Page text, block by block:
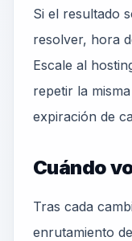
Si el resultado
resolver, hora
Escale al
repetir la
expiración de
Cuándo
Tras cada
enrutamiento